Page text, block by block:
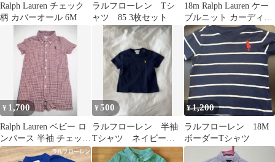
Ralph Lauren チェック
柄 カバーオール 6M
ラルフローレン Tシ
ャツ 85 3枚セット
18m Ralph Lauren ケー
ブルニット カーディガ
ン ホワイト
¥ 1,700
Ralph Lauren ベビー ロ
ンパース 半袖 チェック
18M 80cm
¥500
ラルフローレン 半袖
Tシャツ ネイビー
紺 12M
¥1,200
ラルフローレン 18M
ボーダーTシャツ